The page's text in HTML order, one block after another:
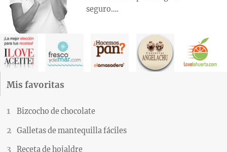
seguro….
Mis favoritas
Bizcocho de chocolate
Galletas de mantequilla fáciles
Receta de hojaldre